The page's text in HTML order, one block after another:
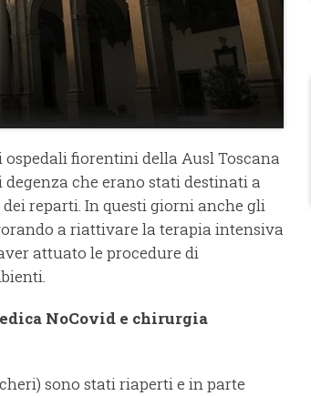
ospedali fiorentini della Ausl Toscana
che erano stati destinati a
reparti. In questi giorni anche gli
a riattivare la terapia intensiva
attuato le procedure di
NoCovid e chirurgia
sono stati riaperti e in parte